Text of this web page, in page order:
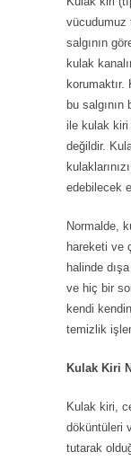
vücudumuz
salgının
kulak
bu
ile kulak kiri
değildir.
edebilecek
Normalde,
hareketi ve
halinde
ve hiç bir
kendi
temizlik
Kulak Kiri
Kulak kiri,
döküntüleri
tutarak